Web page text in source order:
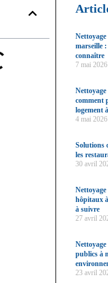
Nettoyage
marseille
connaître
7 mai 2026
Nettoyage
comment
logement
4 mai 2026
Solutions
les
30 avril
hôpitaux
à suivre
27 avril
publics à
23 avril